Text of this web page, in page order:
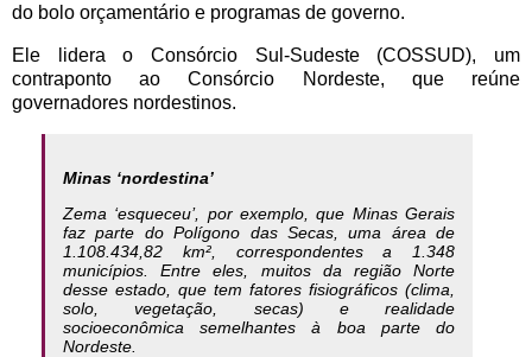
do bolo orçamentário e programas de governo.
Ele lidera o Consórcio Sul-Sudeste (COSSUD), um
contraponto ao Consórcio Nordeste, que reúne
governadores nordestinos.
Minas ‘nordestina’
Zema ‘esqueceu’, por exemplo, que Minas Gerais
faz parte do Polígono das Secas, uma área de
1.108.434,82 km², correspondentes a 1.348
municípios. Entre eles, muitos da região Norte
desse estado, que tem fatores fisiográficos (clima,
solo, vegetação, secas) e realidade
socioeconômica semelhantes à boa parte do
Nordeste.